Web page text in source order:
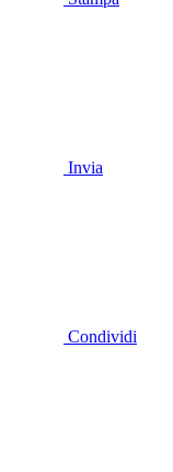
Invia
Condividi